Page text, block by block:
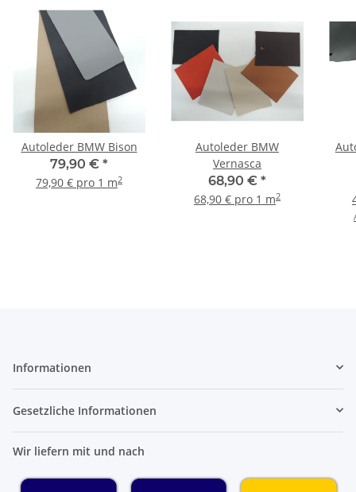
Autoleder BMW Bison
79,90 € *
79,90 € pro 1 m2
Autoleder BMW
Vernasca
68,90 € *
68,90 € pro 1 m2
Informationen
Gesetzliche Informationen
Wir liefern mit und nach